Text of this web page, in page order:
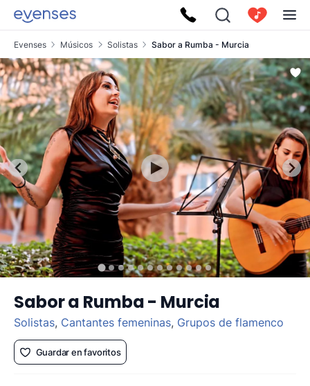
Evenses Músicos Solistas Sabor a Rumba - Murcia
Sabor a Rumba - Murcia
Solistas, Cantantes femeninas, Grupos de flamenco
Guardar en favoritos